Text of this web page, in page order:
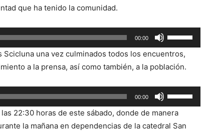
que ha tenido la comunidad.
00:00
las
teclas
de
flecha
arriba/abajo
para
aumentar
una vez culminados todos los encuentros,
a la prensa, así como también, a la población.
00:00
las
teclas
22:30 horas de este sábado, donde de manera
la mañana en dependencias de la catedral San